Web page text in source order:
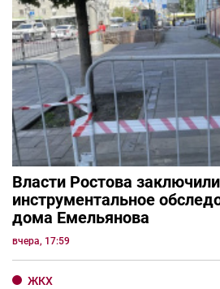
Власти Ростова
инструментальное
дома Емельянова
вчера, 17:59
ЖКХ